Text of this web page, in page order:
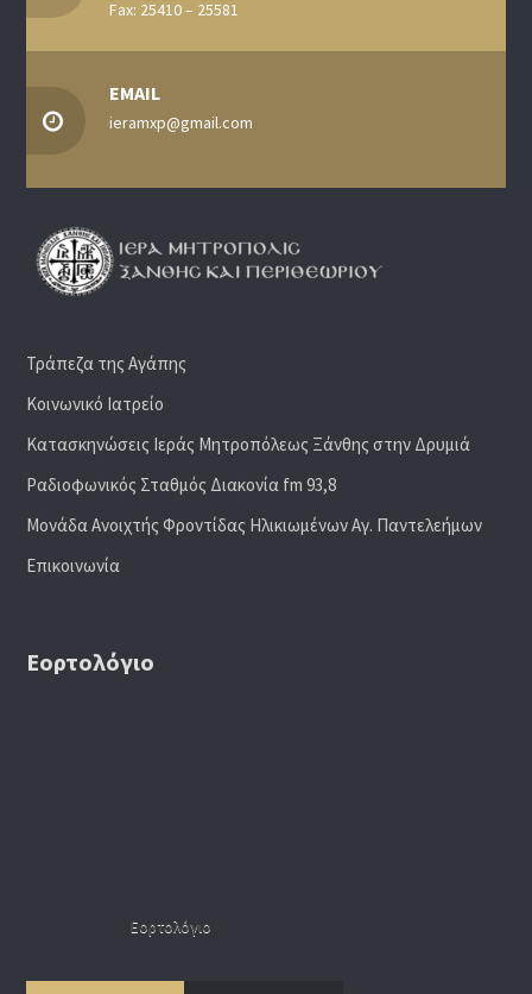
Fax: 25410 – 25581
EMAIL
ieramxp@gmail.com
Τράπεζα της Αγάπης
Κοινωνικό Ιατρείο
Κατασκηνώσεις Ιεράς Μητροπόλεως Ξάνθης στην Δρυμιά
Ραδιoφωνικός Σταθμός Διακονία fm 93,8
Μονάδα Ανοιχτής Φροντίδας Ηλικιωμένων Αγ. Παντελεήμων
Επικοινωνία
Εορτολόγιο
Εορτολόγιο